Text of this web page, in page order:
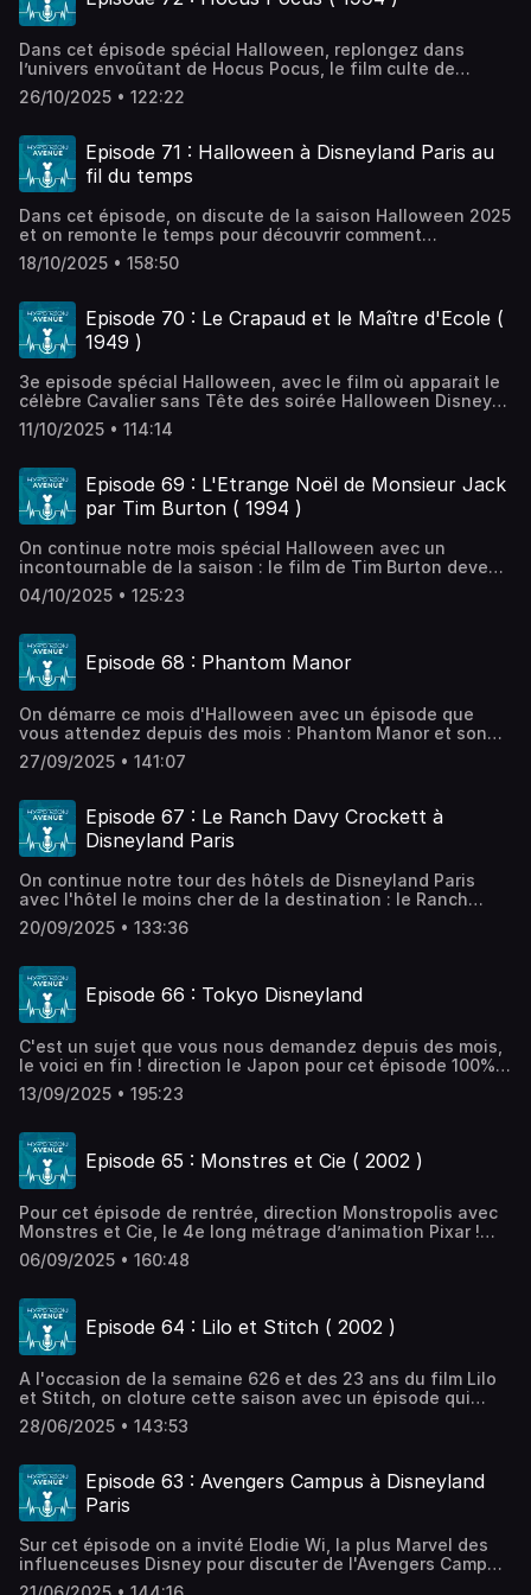
ausha.co/politique-de-confidentialite pour plus
Dans cet épisode spécial Halloween, replongez dans
l’univers envoûtant de Hocus Pocus, le film culte de
Disney sorti en 1993, devenu un incontournable du cinéma
fantastique familial. On revient sur les sœurs Sanderson,
des années 90, les performances cultes de Bette Midler,
Sarah Jessica Parker et Kathy Najimy et l’évolution du
film, d’un succès modéré à un phénomène culte
épisode à écouter avec une bougie allumée, un bol de
bonbons et un soupçon de magie !Hébergé par Ausha.
Visitez ausha.co/politique-de-confidentialite pour plus
d'informations.
26/10/2025 • 122:22
Episode 71 : Halloween à Disneyland Paris au
fil du temps
Dans cet épisode, on discute de la saison Halloween 2025
et on remonte le temps pour découvrir comment
Halloween s’est transformé à Disneyland Paris au fil des
années ! De ses débuts modestes dans les années 2000
plongez dans l’ambiance ensorcelante du parc pendant la
saison la plus spooky de l’année.Hébergé par Ausha.
Visitez ausha.co/politique-de-confidentialite pour plus
18/10/2025 • 158:50
Episode 70 : Le Crapaud et le Maître d'Ecole (
1949 )
3e episode spécial Halloween, avec le film où apparait le
célèbre Cavalier sans Tête des soirée Halloween Disney
aux USA : Le Crapaud et le Maître d'Ecole ! composé de
deux courts métrage, ce film sous coté de la filmographie
que Clem adore ! Histoires, origines, synergie avec les
parcs disney : on vous dis tout ce qu'il faut savoir sur ce
grand classique d'animation Disney ! Hébergé par Ausha.
d'informations.
11/10/2025 • 114:14
Episode 69 : L'Etrange Noël de Monsieur Jack
par Tim Burton ( 1994 )
On continue notre mois spécial Halloween avec un
incontournable de la saison : le film de Tim Burton devenu
culte ! L'Etrange Noël de Monsieur Jack est aujourd'hui un
film qu'on regarde encore et encore en cette saison.
Hébergé par Ausha. Visitez ausha.co/politique-de-
confidentialite pour plus d'informations.
04/10/2025 • 125:23
Episode 68 : Phantom Manor
On démarre ce mois d'Halloween avec un épisode que
vous attendez depuis des mois : Phantom Manor et son
histoire à Disneyland Paris ! L'attraction culte du Parc
Disneyland, ses alter ego Haunted Mansion dans les
réhabilitation et les changements de 2019 ... Direction le
manoir des Ravenswood à Disneyland Paris ! Le projet de
film de Johan Souply : https://fr.ulule.com/phantom-
JWeNanjSNcI5EfHZoLGb-
vdGEq9_mRRT_afg_aem_-6arsD_tsGvW38RVDyVxIAHébergé
par Ausha. Visitez ausha.co/politique-de-confidentialite
27/09/2025 • 141:07
Episode 67 : Le Ranch Davy Crockett à
Disneyland Paris
On continue notre tour des hôtels de Disneyland Paris
avec l'hôtel le moins cher de la destination : le Ranch
Davy Crockett ! L'expérience, son histoire et les services
de cet hôtel : on vous dis tout sur le Ranch à Disneyland
confidentialite pour plus d'informations.
20/09/2025 • 133:36
Episode 66 : Tokyo Disneyland
C'est un sujet que vous nous demandez depuis des mois,
le voici en fin ! direction le Japon pour cet épisode 100%
Tokyo Disneyland, le premier Parc Disney inauguré à
l'étranger par a Walt Disney Company dans les 80's ! Son
spectacles et la différence du service japonais : après un
été au Japon, on vous présente Tokyo Disneyland !
Hébergé par Ausha. Visitez ausha.co/politique-de-
13/09/2025 • 195:23
Episode 65 : Monstres et Cie ( 2002 )
Pour cet épisode de rentrée, direction Monstropolis avec
Monstres et Cie, le 4e long métrage d’animation Pixar !
Son histoire, ses personnages haut en couleurs et les
attractions dans les parcs Disney, c’est parti pour une
Ausha. Visitez ausha.co/politique-de-confidentialite pour
plus d'informations.
06/09/2025 • 160:48
Episode 64 : Lilo et Stitch ( 2002 )
A l'occasion de la semaine 626 et des 23 ans du film Lilo
et Stitch, on cloture cette saison avec un épisode qui
sent bon l'été et la plage : Lilo et Stitch ! De l'histoire
originale à son évolution pour devenir le Grand Classique
revient sur le phénomène Lilo et Stitch et sur le
personnage de Stitch, la nouvelle star Disney créé par
Chris Sanders ! Hébergé par Ausha. Visitez
d'informations.
28/06/2025 • 143:53
Episode 63 : Avengers Campus à Disneyland
Paris
Sur cet épisode on a invité Elodie Wi, la plus Marvel des
influenceuses Disney pour discuter de l'Avengers Campus
de Disneyland Paris 3 ans après son ouverture à l'été